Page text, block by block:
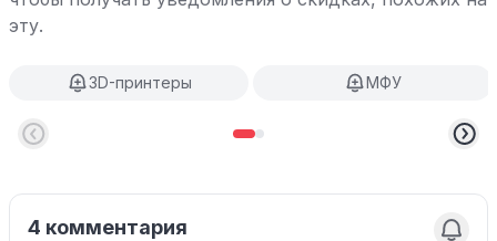
эту.
3D-принтеры МФУ
4 комментария